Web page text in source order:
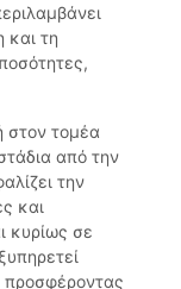
και τη
στον τομέα
από την
την
και
κυρίως σε
προσφέροντας